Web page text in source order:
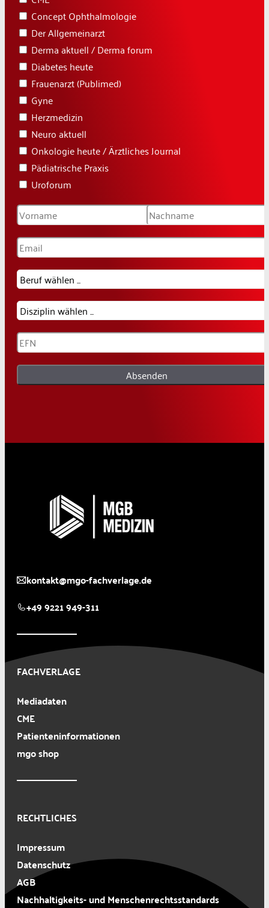
Concept Ophthalmologie
Der Allgemeinarzt
Derma aktuell / Derma forum
Diabetes heute
Frauenarzt (Publimed)
Gyne
Herzmedizin
Neuro aktuell
Onkologie heute / Ärztliches Journal
Pädiatrische Praxis
Uroforum
Absenden
kontakt@mgo-fachverlage.de
+49 9221 949-311
FACHVERLAGE
Mediadaten
CME
Patienteninformationen
mgo shop
RECHTLICHES
Impressum
Datenschutz
AGB
Nachhaltigkeits- und Menschenrechtsstandards